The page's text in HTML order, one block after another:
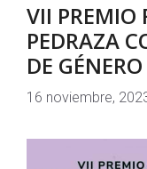
VII PREMIO
PEDRAZA
DE GÉNERO
16 noviembre,